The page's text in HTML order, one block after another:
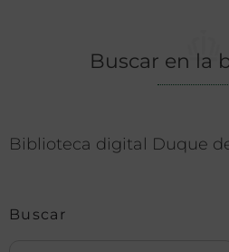
Buscar en la
Biblioteca digital Duque
Buscar